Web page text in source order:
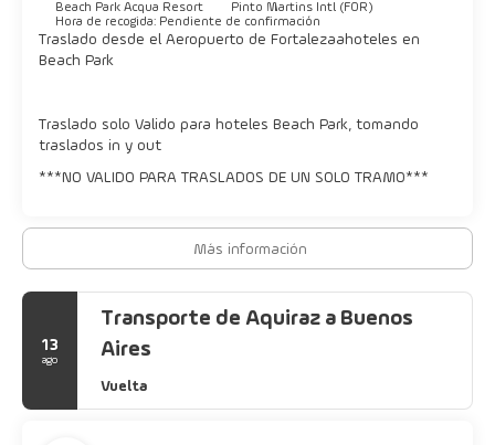
Beach Park Acqua Resort
Pinto Martins Intl (FOR)
Hora de recogida: Pendiente de confirmación
Traslado desde el Aeropuerto de Fortaleza a hoteles en
Beach Park
Traslado solo Valido para hoteles Beach Park, tomando
traslados in y out
***NO VALIDO PARA TRASLADOS DE UN SOLO TRAMO***
Más información
13
ago
Transporte de Aquiraz a Buenos
Aires
Vuelta